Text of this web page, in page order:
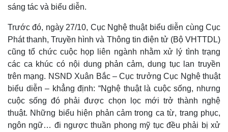
sáng tác và biểu diễn.
Trước đó, ngày 27/10, Cục Nghệ thuật biểu diễn cùng Cục
Phát thanh, Truyền hình và Thông tin điện tử (Bộ VHTTDL)
cũng tổ chức cuộc họp liên ngành nhằm xử lý tình trạng
các ca khúc có nội dung phản cảm, dung tục lan truyền
trên mạng. NSND Xuân Bắc – Cục trưởng Cục Nghệ thuật
biểu diễn – khẳng định: “Nghệ thuật là cuộc sống, nhưng
cuộc sống đó phải được chọn lọc mới trở thành nghệ
thuật. Những biểu hiện phản cảm trong ca từ, trang phục,
ngôn ngữ… đi ngược thuần phong mỹ tục đều phải bị xử